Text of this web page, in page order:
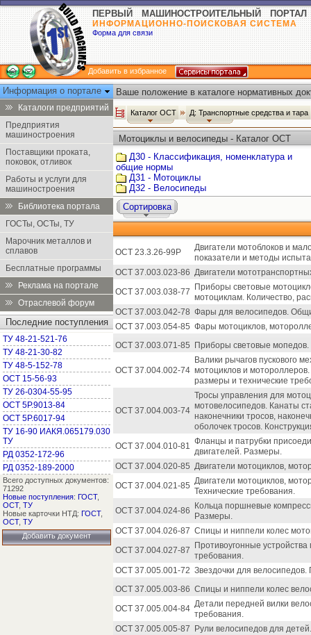
ПЕРВЫЙ МАШИНОСТРОИТЕЛЬНЫЙ ПОРТАЛ
ИНФОРМАЦИОННО-ПОИСКОВАЯ СИСТЕМА
Форма для связи
Добавить в избранное
Информация о портале
Каталоги предприятий
Предприятия
машиностроения
Поставщики проката,
поковок, отливок
Работы и услуги для
машиностроения
Библиотека портала
ГОСТы, ОСТы, ТУ
Марочник металлов и
сплавов
Бесплатные программы
Реклама на портале
Отраслевой форум
Последние поступления
ТУ 48-21-521-76
ТУ 48-21-30-82
ТУ 48-5-152-78
ОСТ 15-56-93
ТУ 26-0304-55-95
ОСТ 5Р.9013-84
ОСТ 5Р.6017-94
ТУ 16-90 ИАКЯ.065179.030
ТУ
РД 0352-172-96
РД 0352-189-2000
Всего доступных документов:
71292
Новые поступления: ГОСТ,
ОСТ, ТУ
Новые карточки НТД: ГОСТ,
ОСТ, ТУ
Добавить документ
Ваше положение в каталоге нормативных
Каталог ОСТ Д: Транспортные средства и тара
Мотоциклы и велосипеды - Каталог ОСТ
Д30 - Классификация, номенклатура и
общие нормы
Д31 - Мотоциклы
Д32 - Велосипеды
Сортировка
ОСТ 23.3.26-99Р
Двигатели мотоблоков и
показатели и методы
ОСТ 37.003.023-86 Двигатели
ОСТ 37.003.038-77
Приборы световые
мотоциклам. Количество,
ОСТ 37.003.042-78 Фары для велосипедов.
ОСТ 37.003.054-85 Фары мотоциклов,
ОСТ 37.003.071-85
Приборы световые мопедов.
ОСТ 37.004.002-74
Валики рычагов пускового
мотоциклов и
размеры и технические
ОСТ 37.004.003-74
Тросы управления для
мотовелосипедов. Канаты
наконечники тросов,
оболочек тросов.
ОСТ 37.004.010-81 Фланцы и патрубки
двигателей. Размеры.
ОСТ 37.004.020-85 Двигатели мотоциклов,
ОСТ 37.004.021-85 Двигатели мотоциклов,
Технические требования.
ОСТ 37.004.024-86
Кольца поршневые
Размеры.
ОСТ 37.004.026-87 Спицы и ниппели колес
ОСТ 37.004.027-87
Противоугонные
требования.
ОСТ 37.005.001-72 Звездочки для
ОСТ 37.005.003-86 Спицы и ниппели колес
ОСТ 37.005.004-84 Детали передней вилки
требования.
ОСТ 37.005.005-87
Рули велосипедов для